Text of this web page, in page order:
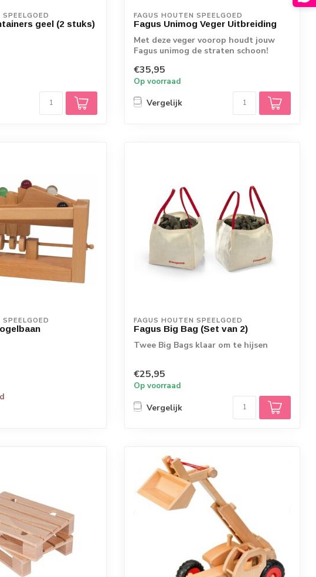
geel (2 stuks)
FAGUS HOUTEN SPEELGOED
Fagus Unimog Veger Uitbreiding
Met deze veger voorop houdt jouw
Fagus unimog de straten schoon!
€35,95
Op voorraad
Vergelijk
FAGUS HOUTEN SPEELGOED
Fagus Big Bag (Set van 2)
Twee Big Bags klaar om te hijsen
€25,95
Op voorraad
Vergelijk